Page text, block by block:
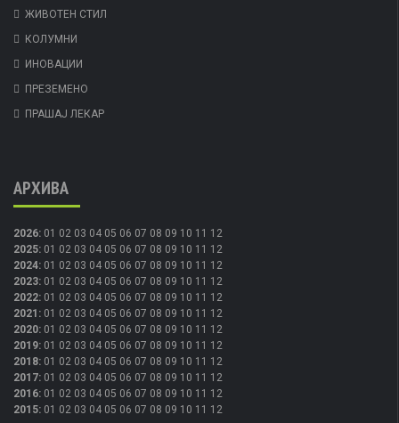
ЖИВОТЕН СТИЛ
КОЛУМНИ
ИНОВАЦИИ
ПРЕЗЕМЕНО
ПРАШАЈ ЛЕКАР
АРХИВА
2026: 01 02 03 04 05 06 07 08 09 10 11 12
2025: 01 02 03 04 05 06 07 08 09 10 11 12
2024: 01 02 03 04 05 06 07 08 09 10 11 12
2023: 01 02 03 04 05 06 07 08 09 10 11 12
2022: 01 02 03 04 05 06 07 08 09 10 11 12
2021 : 01 02 03 04 05 06 07 08 09 10 11 12
2020: 01 02 03 04 05 06 07 08 09 10 11 12
2019: 01 02 03 04 05 06 07 08 09 10 11 12
2018: 01 02 03 04 05 06 07 08 09 10 11 12
2017: 01 02 03 04 05 06 07 08 09 10 11 12
2016: 01 02 03 04 05 06 07 08 09 10 11 12
2015: 01 02 03 04 05 06 07 08 09 10 11 12